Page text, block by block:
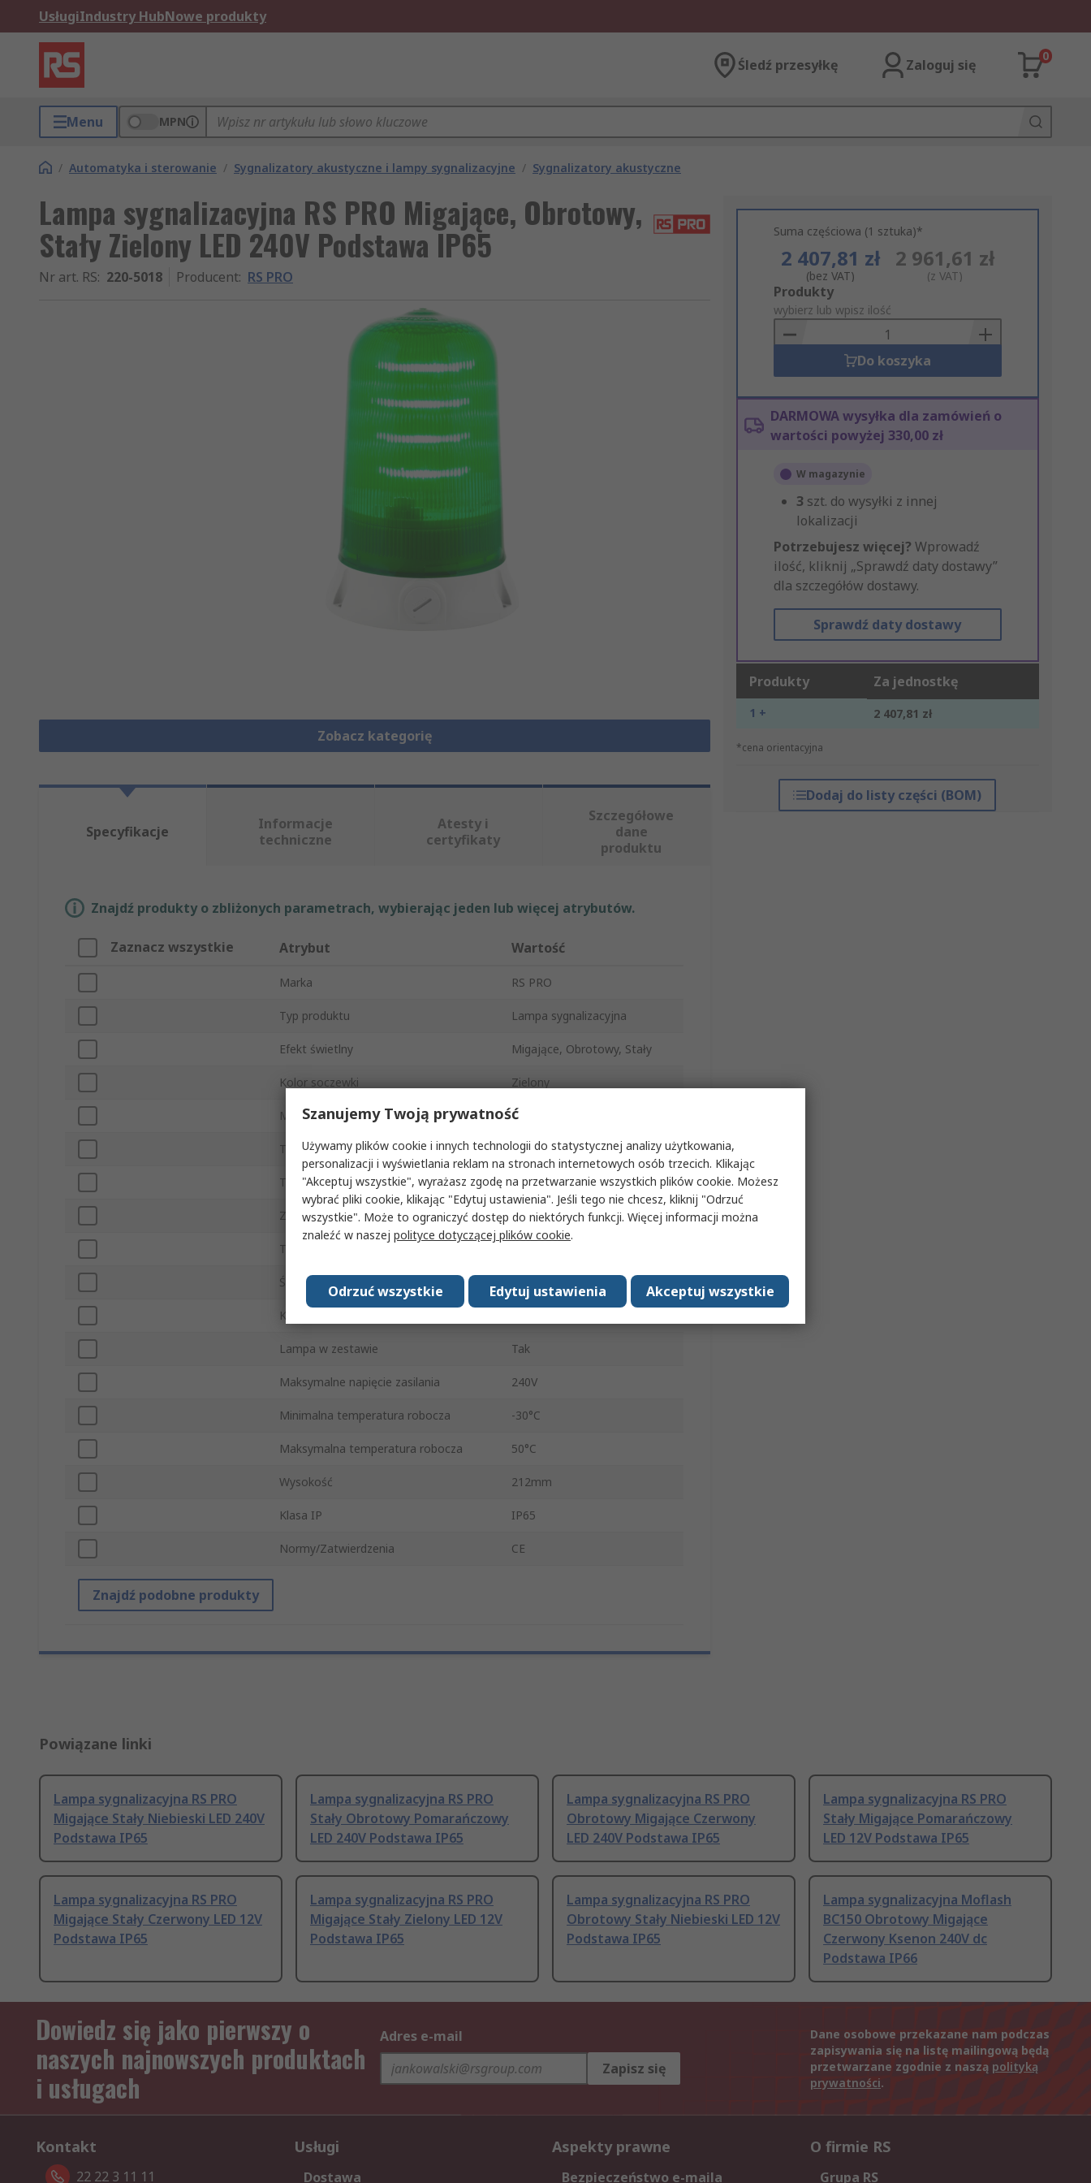
UsługiIndustry HubNowe produkty
Śledź przesyłkę Zaloguj się
0
Menu MPN
/ Automatyka i sterowanie / Sygnalizatory akustyczne i lampy sygnalizacyjne / Sygnalizatory akustyczne
Lampa sygnalizacyjna RS PRO Migające, Obrotowy,
Stały Zielony LED 240V Podstawa IP65
Nr art. RS: 220-5018 Producent: RS PRO
Zobacz kategorię
Suma częściowa (1 sztuka)*
2 407,81 zł
(bez VAT)
2 961,61 zł
(z VAT)
Add
to
Basket
Produkty
wybierz lub wpisz ilość
Do koszyka
DARMOWA wysyłka dla zamówień o
wartości powyżej 330,00 zł
W magazynie
3 szt. do wysyłki z innej
lokalizacji
Potrzebujesz więcej? Wprowadź
ilość, kliknij „Sprawdź daty dostawy”
dla szczegółów dostawy.
Sprawdź daty dostawy
Produkty Za jednostkę
1 + 2 407,81 zł
*cena orientacyjna
Dodaj do listy części (BOM)
Specyfikacje
Informacje
techniczne
Atesty i
certyfikaty
Szczegółowe
dane
produktu
Znajdź produkty o zbliżonych parametrach, wybierając jeden lub więcej atrybutów.
Zaznacz wszystkie Atrybut Wartość
Marka RS PRO
Typ produktu Lampa sygnalizacyjna
Efekt świetlny Migające, Obrotowy, Stały
Kolor soczewki Zielony
Materiał obudowy Poliwęglan
Typ żarówki LED
Typ prądu Miernik cęgowy AC/DC
Zużycie prądu 80mA
Typ montażu
Średnica podstawy
Kolor obudowy
Lampa w zestawie Tak
Maksymalne napięcie zasilania 240V
Minimalna temperatura robocza -30°C
Maksymalna temperatura robocza 50°C
Wysokość 212mm
Klasa IP IP65
Normy/Zatwierdzenia CE
Znajdź podobne produkty
Powiązane linki
Lampa sygnalizacyjna RS PRO
Migające Stały Niebieski LED 240V
Podstawa IP65
Lampa sygnalizacyjna RS PRO
Stały Obrotowy Pomarańczowy
LED 240V Podstawa IP65
Lampa sygnalizacyjna RS PRO
Obrotowy Migające Czerwony
LED 240V Podstawa IP65
Lampa sygnalizacyjna RS PRO
Stały Migające Pomarańczowy
LED 12V Podstawa IP65
Lampa sygnalizacyjna RS PRO
Migające Stały Czerwony LED 12V
Podstawa IP65
Lampa sygnalizacyjna RS PRO
Migające Stały Zielony LED 12V
Podstawa IP65
Lampa sygnalizacyjna RS PRO
Obrotowy Stały Niebieski LED 12V
Podstawa IP65
Lampa sygnalizacyjna Moflash
BC150 Obrotowy Migające
Czerwony Ksenon 240V dc
Podstawa IP66
Dowiedz się jako pierwszy o
naszych najnowszych produktach
i usługach
Adres e-mail
Zapisz się
Dane osobowe przekazane nam podczas
zapisywania się na listę mailingową będą
przetwarzane zgodnie z naszą polityką
prywatności.
Kontakt
22 22 3 11 11
Usługi
Dostawa
Aspekty prawne
Bezpieczeństwo e-maila
O firmie RS
Grupa RS
Szanujemy Twoją prywatność
Używamy plików cookie i innych technologii do statystycznej analizy użytkowania,
personalizacji i wyświetlania reklam na stronach internetowych osób trzecich. Klikając
"Akceptuj wszystkie", wyrażasz zgodę na przetwarzanie wszystkich plików cookie. Możesz
wybrać pliki cookie, klikając "Edytuj ustawienia". Jeśli tego nie chcesz, kliknij "Odrzuć
wszystkie". Może to ograniczyć dostęp do niektórych funkcji. Więcej informacji można
znaleźć w naszej polityce dotyczącej plików cookie.
Akceptuj wszystkie
Edytuj ustawienia
Odrzuć wszystkie